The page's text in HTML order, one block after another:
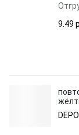
9.49 p.
DEPO